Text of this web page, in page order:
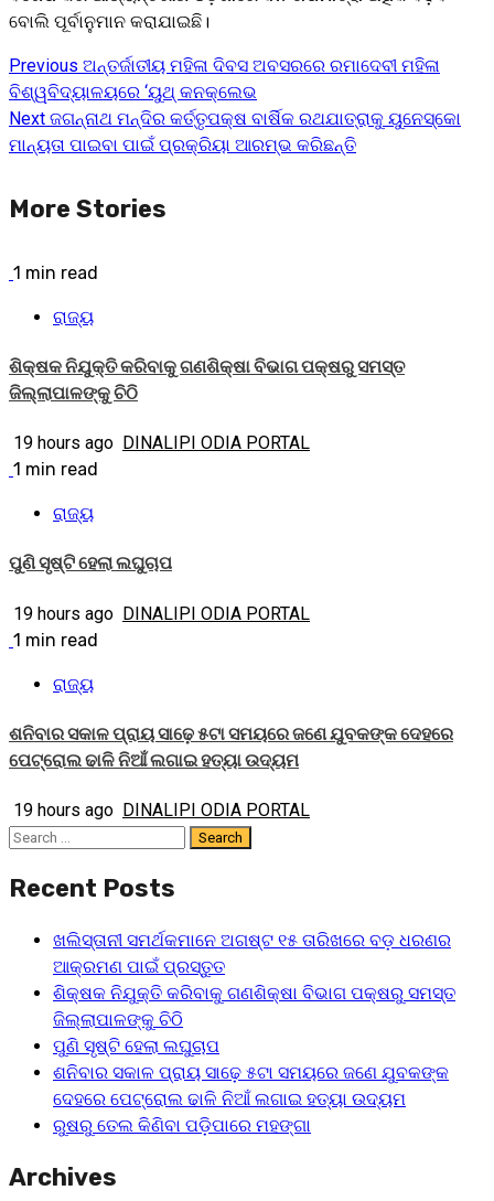
ବୋଲି ପୂର୍ବାନୁମାନ କରାଯାଇଛି।
Continue
Reading
Previous ଅନ୍ତର୍ଜାତୀୟ ମହିଳା ଦିବସ ଅବସରରେ ରମାଦେବୀ ମହିଳା
ବିଶ୍ୱବିଦ୍ୟାଳୟରେ ‘ୟୁଥ୍ କନକ୍ଲେଭ
Next ଜଗନ୍ନାଥ ମନ୍ଦିର କର୍ତ୍ତୃପକ୍ଷ ବାର୍ଷିକ ରଥଯାତ୍ରାକୁ ୟୁନେସ୍କୋ
ମାନ୍ୟତା ପାଇବା ପାଇଁ ପ୍ରକ୍ରିୟା ଆରମ୍ଭ କରିଛନ୍ତି
More Stories
1 min read
ରାଜ୍ୟ
ଶିକ୍ଷକ ନିଯୁକ୍ତି କରିବାକୁ ଗଣଶିକ୍ଷା ବିଭାଗ ପକ୍ଷରୁ ସମସ୍ତ
ଜିଲ୍ଲାପାଳଙ୍କୁ ଚିଠି
19 hours ago DINALIPI ODIA PORTAL
1 min read
ରାଜ୍ୟ
ପୁଣି ସୃଷ୍ଟି ହେଲା ଲଘୁଚାପ
19 hours ago DINALIPI ODIA PORTAL
1 min read
ରାଜ୍ୟ
ଶନିବାର ସକାଳ ପ୍ରାୟ ସାଢ଼େ ୫ଟା ସମୟରେ ଜଣେ ଯୁବକଙ୍କ ଦେହରେ
ପେଟ୍ରୋଲ ଢାଳି ନିଆଁ ଲଗାଇ ହତ୍ୟା ଉଦ୍ୟମ
19 hours ago DINALIPI ODIA PORTAL
Search
Recent Posts
ଖଲିସ୍ତାନୀ ସମର୍ଥକମାନେ ଅଗଷ୍ଟ ୧୫ ତାରିଖରେ ବଡ଼ ଧରଣର
ଆକ୍ରମଣ ପାଇଁ ପ୍ରସ୍ତୁତ
ଶିକ୍ଷକ ନିଯୁକ୍ତି କରିବାକୁ ଗଣଶିକ୍ଷା ବିଭାଗ ପକ୍ଷରୁ ସମସ୍ତ
ଜିଲ୍ଲାପାଳଙ୍କୁ ଚିଠି
ପୁଣି ସୃଷ୍ଟି ହେଲା ଲଘୁଚାପ
ଶନିବାର ସକାଳ ପ୍ରାୟ ସାଢ଼େ ୫ଟା ସମୟରେ ଜଣେ ଯୁବକଙ୍କ
ଦେହରେ ପେଟ୍ରୋଲ ଢାଳି ନିଆଁ ଲଗାଇ ହତ୍ୟା ଉଦ୍ୟମ
ରୁଷରୁ ତେଲ କିଣିବା ପଡ଼ିପାରେ ମହଙ୍ଗା
Archives